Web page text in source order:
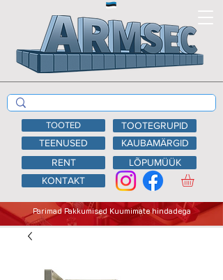
TEENUSED
KAUBAMÄRGID
RENT
LÕPUMÜÜK
KONTAKT
Parimad Pakkumised Kuumimate hindadega
TOOTED TOOTEGRUPID